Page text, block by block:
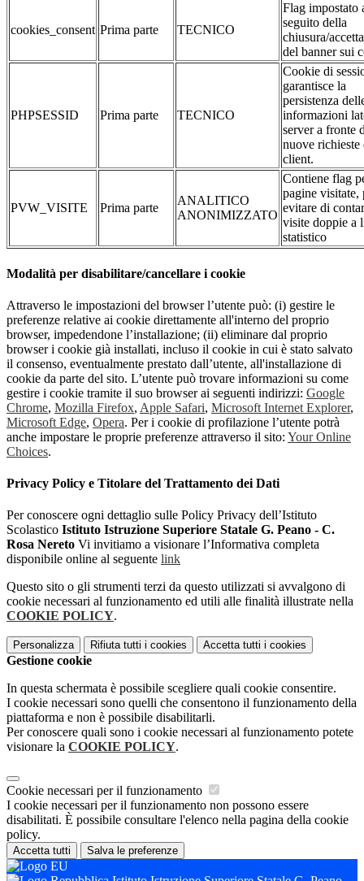
cookies_consent Prima parte TECNICO
Flag impostato
seguito della
chiusura/
del banner sui
PHPSESSID Prima parte TECNICO
Cookie di
garantisce la
persistenza
informazioni
server a fronte
nuove richieste
client.
PVW_VISITE Prima parte
ANALITICO
ANONIMIZZATO
Contiene flag
pagine visitate,
evitare di
visite doppie a
statistico
Modalità per disabilitare/cancellare i cookie
Attraverso le impostazioni del browser l’utente può: (i) gestire le
preferenze relative ai cookie direttamente all'interno del proprio
browser, impedendone l’installazione; (ii) eliminare dal proprio
browser i cookie già installati, incluso il cookie in cui è stato salvato
il consenso, eventualmente prestato dall’utente, all'installazione di
cookie da parte del sito. L’utente può trovare informazioni su come
gestire i cookie tramite il suo browser ai seguenti indirizzi: Google
Chrome, Mozilla Firefox, Apple Safari, Microsoft Internet Explorer,
Microsoft Edge, Opera. Per i cookie di profilazione l’utente potrà
anche impostare le proprie preferenze attraverso il sito: Your Online
Choices.
Privacy Policy e Titolare del Trattamento dei Dati
Per conoscere ogni dettaglio sulle Policy Privacy dell’Istituto
Scolastico Istituto Istruzione Superiore Statale G. Peano - C.
Rosa Nereto Vi invitiamo a visionare l’Informativa completa
disponibile online al seguente link
Questo sito o gli strumenti terzi da questo utilizzati si avvalgono di
cookie necessari al funzionamento ed utili alle finalità illustrate nella
COOKIE POLICY.
Personalizza Rifiuta tutti i cookies Accetta tutti i cookies
Gestione cookie
In questa schermata è possibile scegliere quali cookie consentire.
I cookie necessari sono quelli che consentono il funzionamento della
piattaforma e non è possibile disabilitarli.
Per conoscere quali sono i cookie necessari al funzionamento potete
visionare la COOKIE POLICY.
Cookie necessari per il funzionamento
I cookie necessari per il funzionamento non possono essere
disabilitati. È possibile consultare l'elenco nella pagina della cookie
policy.
Accetta tutti Salva le preferenze